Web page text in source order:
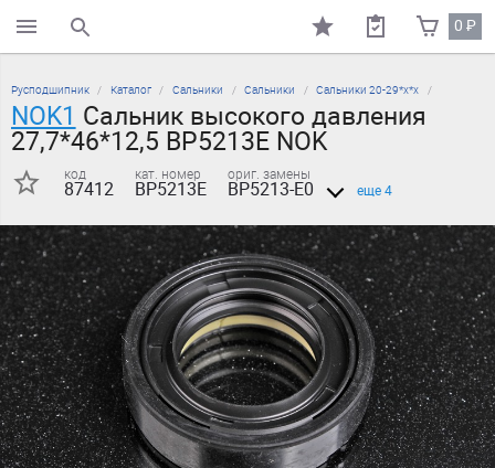
поиск по каталогу 0₽
Русподшипник Каталог Сальники Сальники Сальники 20-29*х*х
NOK1 Сальник высокого давления
27,7*46*12,5 BP5213E NOK
код
87412
кат. номер
BP5213E
ориг. замены
BP5213-E0 еще 4